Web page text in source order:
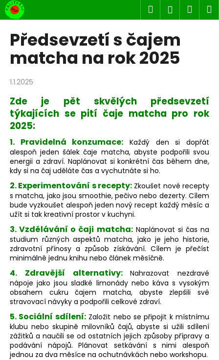
Přejít
na
obsah
Hledat
Předsevzetí s čajem
matcha na rok 2025
1.1.2025
Zde je pět skvělých předsevzetí
týkajících se pití čaje matcha pro rok
2025:
1. Pravidelná konzumace: Každý den si dopřát
alespoň jeden šálek čaje matcha, abyste podpořili svou
energii a zdraví. Naplánovat si konkrétní čas během dne,
kdy si na čaj uděláte čas a vychutnáte si ho.
2. Experimentování s recepty: Zkoušet nové recepty
s matcha, jako jsou smoothie, pečivo nebo dezerty. Cílem
bude vyzkoušet alespoň jeden nový recept každý měsíc a
užít si tak kreativní prostor v kuchyni.
3. Vzdělávání o čaji matcha:Naplánovat si čas na
studium různých aspektů matcha, jako je jeho historie,
zdravotní přínosy a způsob získávání. Cílem je přečíst
minimálně jednu knihu nebo článek měsíčně.
4. Zdravější alternativy:
Nahrazovat nezdravé
nápoje jako jsou sladké limonády nebo káva s vysokým
obsahem cukru čajem matcha, abyste zlepšili své
stravovací návyky a podpořili celkové zdraví.
5. Sociální sdílení:Založit nebo se připojit k místnímu
klubu nebo skupině milovníků čajů, abyste si užili sdílení
zážitků a naučili se od ostatních jejich způsoby přípravy a
podávání nápojů. Plánovat setkávání s nimi alespoň
jednou za dva měsíce na ochutnávkách nebo workshopu.
K
o
C
o
p
t
ř
e
b
u
j
e
t
e
n
a
j
í
t
?
HLEDAT